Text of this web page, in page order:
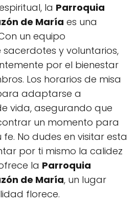
la Parroquia
de María es una
un equipo
y voluntarios,
por el bienestar
Los horarios de misa
adaptarse a
vida, asegurando que
un momento para
No dudes en visitar esta
por ti mismo la calidez
la Parroquia
de María, un lugar
florece.